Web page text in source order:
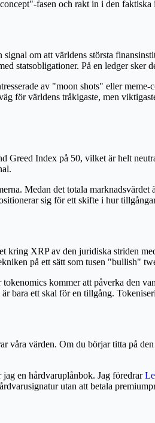
fasen och rakt in i den
om att världens största
statsobligationer. På en ledger sker
av "moon shots" eller
för världens tråkigaste, men
Greed Index på 50, vilket är helt
Medan det totala
sig för ett skifte i hur
kring XRP av den juridiska striden
på ett sätt som tusen "bullish"
kommer att påverka den
bara ett skal för en tillgång.
värden. Om du börjar titta på
en hårdvaruplånbok. Jag föredrar
utan att betala